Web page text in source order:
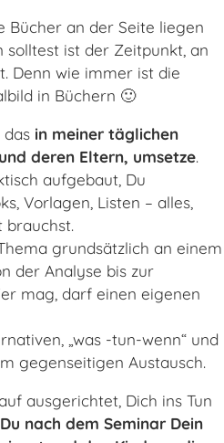
Bücher an der Seite liegen
solltest ist der Zeitpunkt, an
Denn wie immer ist die
in Büchern 🙂
das in meiner täglichen
deren Eltern, umsetze.
aufgebaut, Du
Vorlagen, Listen – alles,
brauchst.
grundsätzlich an einem
der Analyse bis zur
mag, darf einen eigenen
„was -tun-wenn“ und
gegenseitigen Austausch.
ausgerichtet, Dich ins Tun
nach dem Seminar Dein